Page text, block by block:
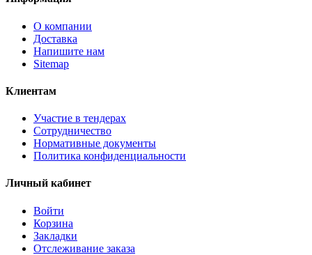
О компании
Доставка
Напишите нам
Sitemap
Клиентам
Участие в тендерах
Сотрудничество
Нормативные документы
Политика конфиденциальности
Личный кабинет
Войти
Корзина
Закладки
Отслеживание заказа